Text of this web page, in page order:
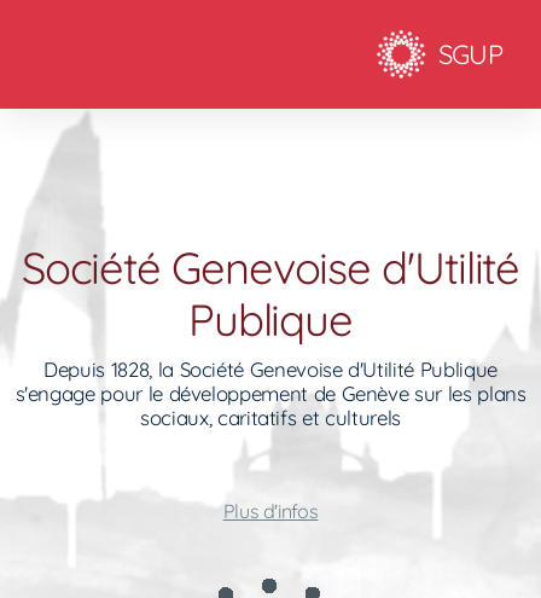
SGUP
Société Genevoise d'Utilité
Publique
Depuis 1828, la Société Genevoise d'Utilité Publique
s'engage pour le développement de Genève sur les plans
sociaux, caritatifs et culturels
Plus d'infos